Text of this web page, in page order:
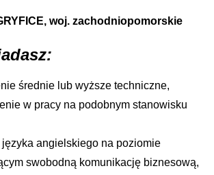
woj. zachodniopomorskie
średnie lub wyższe techniczne,
w pracy na podobnym stanowisku
angielskiego na poziomie
swobodną komunikację biznesową,